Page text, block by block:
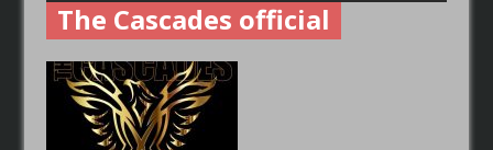
NEW MODEL ARMY – From Here
RUNRIG – The Last Dance –
Farewell Concert
The Cascades official